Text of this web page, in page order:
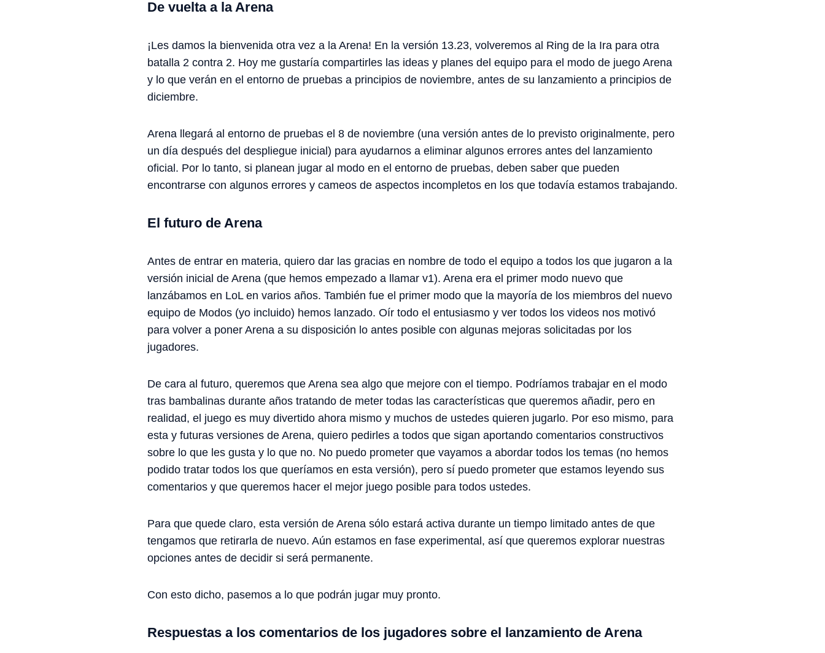
De vuelta a la Arena
¡Les damos la bienvenida otra vez a la Arena! En la versión 13.23, volveremos al Ring de la Ira para otra
batalla 2 contra 2. Hoy me gustaría compartirles las ideas y planes del equipo para el modo de juego Arena
y lo que verán en el entorno de pruebas a principios de noviembre, antes de su lanzamiento a principios de
diciembre.
Arena llegará al entorno de pruebas el 8 de noviembre (una versión antes de lo previsto originalmente, pero
un día después del despliegue inicial) para ayudarnos a eliminar algunos errores antes del lanzamiento
oficial. Por lo tanto, si planean jugar al modo en el entorno de pruebas, deben saber que pueden
encontrarse con algunos errores y cameos de aspectos incompletos en los que todavía estamos trabajando.
El futuro de Arena
Antes de entrar en materia, quiero dar las gracias en nombre de todo el equipo a todos los que jugaron a la
versión inicial de Arena (que hemos empezado a llamar v1). Arena era el primer modo nuevo que
lanzábamos en LoL en varios años. También fue el primer modo que la mayoría de los miembros del nuevo
equipo de Modos (yo incluido) hemos lanzado. Oír todo el entusiasmo y ver todos los videos nos motivó
para volver a poner Arena a su disposición lo antes posible con algunas mejoras solicitadas por los
jugadores.
De cara al futuro, queremos que Arena sea algo que mejore con el tiempo. Podríamos trabajar en el modo
tras bambalinas durante años tratando de meter todas las características que queremos añadir, pero en
realidad, el juego es muy divertido ahora mismo y muchos de ustedes quieren jugarlo. Por eso mismo, para
esta y futuras versiones de Arena, quiero pedirles a todos que sigan aportando comentarios constructivos
sobre lo que les gusta y lo que no. No puedo prometer que vayamos a abordar todos los temas (no hemos
podido tratar todos los que queríamos en esta versión), pero sí puedo prometer que estamos leyendo sus
comentarios y que queremos hacer el mejor juego posible para todos ustedes.
Para que quede claro, esta versión de Arena sólo estará activa durante un tiempo limitado antes de que
tengamos que retirarla de nuevo. Aún estamos en fase experimental, así que queremos explorar nuestras
opciones antes de decidir si será permanente.
Con esto dicho, pasemos a lo que podrán jugar muy pronto.
Respuestas a los comentarios de los jugadores sobre el lanzamiento de Arena